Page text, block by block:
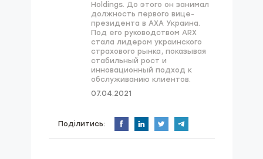
Holdings. До этого он занимал
должность первого вице-
президента в AXA Украина.
Под его руководством ARX
стала лидером украинского
страхового рынка, показывая
стабильный рост и
инновационный подход к
обслуживанию клиентов.
07.04.2021
Поділитись: